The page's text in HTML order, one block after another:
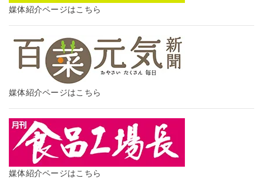
媒体紹介ページはこちら
媒体紹介ページはこちら
媒体紹介ページはこちら